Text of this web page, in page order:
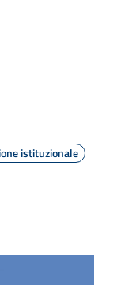
istituzionale